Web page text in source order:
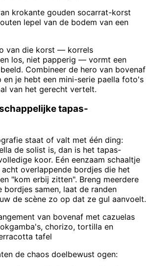
krokante gouden socarrat-korst
lepel van de bodem van een
van die korst — korrels
los, niet papperig — vormt een
Combineer de hero van bovenaf
en je hebt een mini-serie paella foto's
van het gerecht vertelt.
tapas-
staat of valt met één ding:
de solist is, dan is het tapas-
koor. Eén eenzaam schaaltje
overlappende bordjes die het
"kom erbij zitten". Breng meerdere
bordjes samen, laat de randen
de scène zo op dat ze gul aanvoelt.
van bovenaf met cazuelas
chorizo, tortilla en
tafel
de chaos doelbewust ogen: